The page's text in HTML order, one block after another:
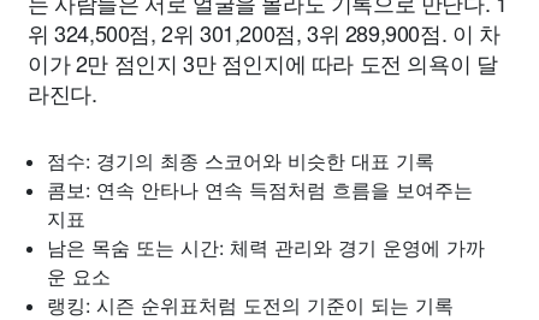
위 324,500점, 2위 301,200점, 3위 289,900점. 이 차
이가 2만 점인지 3만 점인지에 따라 도전 의욕이 달
라진다.
점수: 경기의 최종 스코어와 비슷한 대표 기록
콤보: 연속 안타나 연속 득점처럼 흐름을 보여주는
지표
남은 목숨 또는 시간: 체력 관리와 경기 운영에 가까
운 요소
랭킹: 시즌 순위표처럼 도전의 기준이 되는 기록